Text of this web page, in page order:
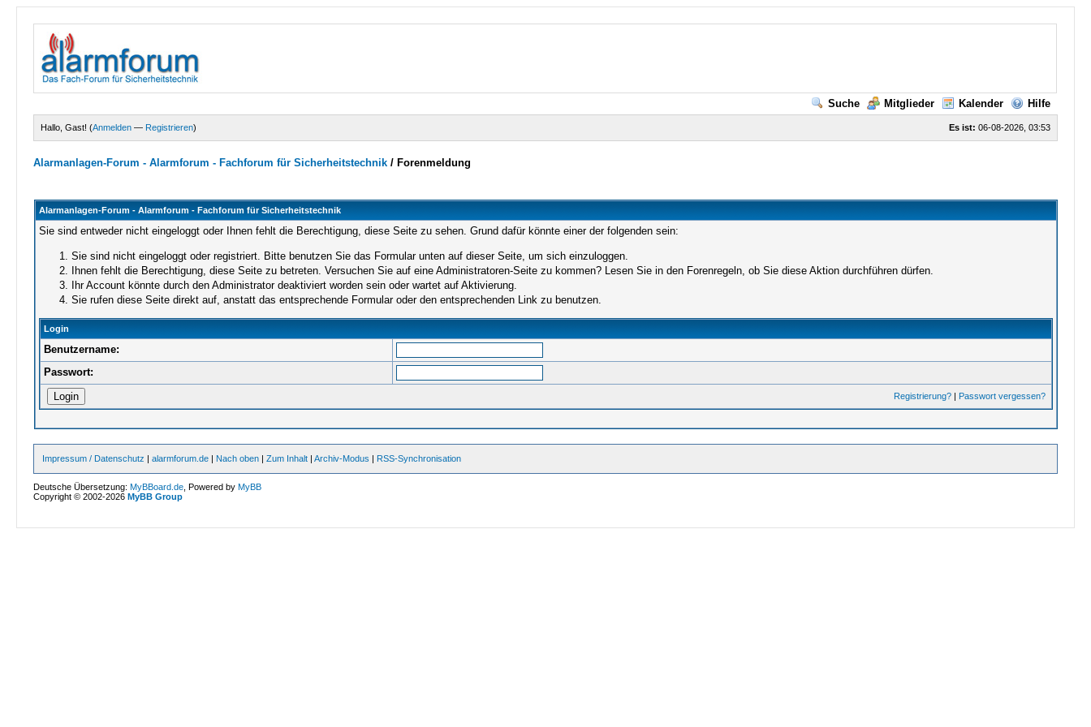
Suche Mitglieder Kalender Hilfe
Es ist: 06-08-2026, 03:53
Hallo, Gast! (Anmelden — Registrieren)
Alarmanlagen-Forum - Alarmforum - Fachforum für Sicherheitstechnik / Forenmeldung
Alarmanlagen-Forum - Alarmforum - Fachforum für Sicherheitstechnik
Sie sind entweder nicht eingeloggt oder Ihnen fehlt die Berechtigung, diese Seite zu sehen. Grund dafür könnte einer der folgenden sein:
Sie sind nicht eingeloggt oder registriert. Bitte benutzen Sie das Formular unten auf dieser Seite, um sich einzuloggen.
Ihnen fehlt die Berechtigung, diese Seite zu betreten. Versuchen Sie auf eine Administratoren-Seite zu kommen? Lesen Sie in den Forenregeln, ob Sie diese Aktion durchführen dürfen.
Ihr Account könnte durch den Administrator deaktiviert worden sein oder wartet auf Aktivierung.
Sie rufen diese Seite direkt auf, anstatt das entsprechende Formular oder den entsprechenden Link zu benutzen.
Login
Benutzername:
Passwort:
Registrierung?| Passwort vergessen?
Impressum / Datenschutz |alarmforum.de | Nach oben |Zum Inhalt |Archiv-Modus | RSS-Synchronisation
Deutsche Übersetzung:MyBBoard.de , Powered byMyBB
Copyright © 2002-2026MyBB Group